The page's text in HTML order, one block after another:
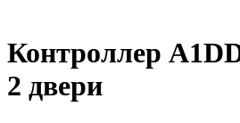
Контроллер
2 двери